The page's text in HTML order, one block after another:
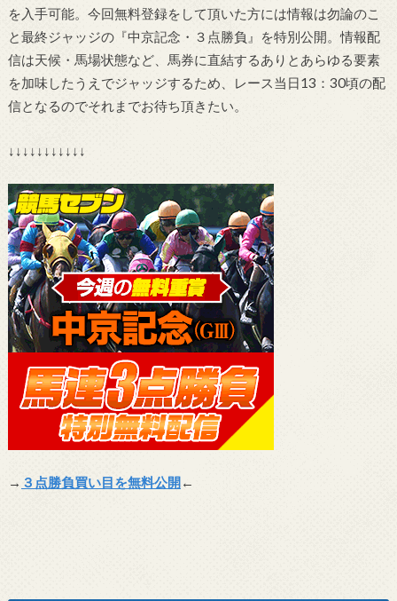
を入手可能。今回無料登録をして頂いた方には情報は勿論のこ
と最終ジャッジの『中京記念・３点勝負』を特別公開。情報配
信は天候・馬場状態など、馬券に直結するありとあらゆる要素
を加味したうえでジャッジするため、レース当日13：30頃の配
信となるのでそれまでお待ち頂きたい。
↓↓↓↓↓↓↓↓↓↓↓
→ ３点勝負買い目を無料公開←